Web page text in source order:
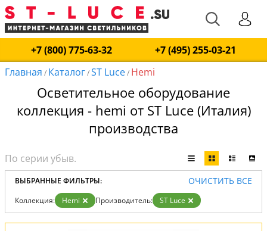
+7 (800) 775-63-32
+7 (495) 255-03-21
Главная / Каталог/ST Luce/ Hemi
Осветительное оборудование
коллекция - hemi от ST Luce (Италия)
производства
ВЫБРАННЫЕ ФИЛЬТРЫ: ОЧИСТИТЬ ВСЕ
Коллекция: Hemi Производитель: ST Luce